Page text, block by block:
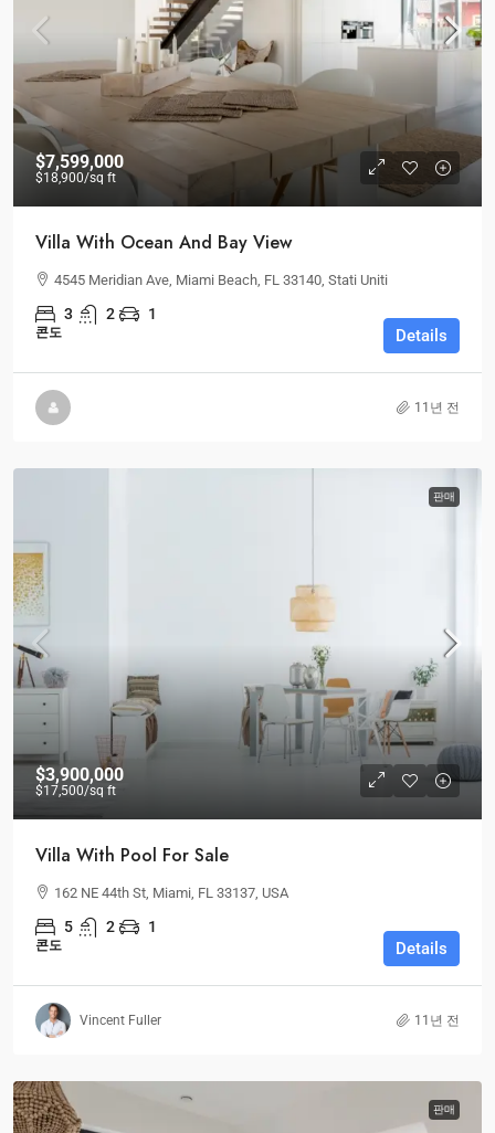
$7,599,000
$18,900/sq ft
Villa With Ocean And Bay View
4545 Meridian Ave, Miami Beach, FL 33140, Stati Uniti
3 2 1
콘도 Details
11년 전
판매
$3,900,000
$17,500/sq ft
Villa With Pool For Sale
162 NE 44th St, Miami, FL 33137, USA
5 2 1
콘도 Details
Vincent Fuller 11년 전
판매